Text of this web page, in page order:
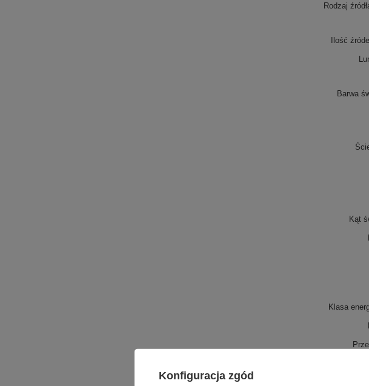
Rodzaj
Ilość
Barwa
Kąt
Klasa
Konfiguracja zgód